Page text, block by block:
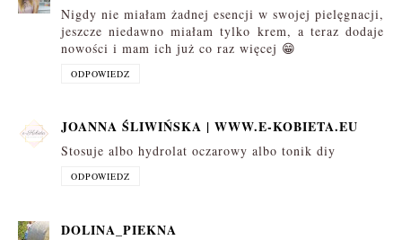
Nigdy nie miałam żadnej esencji w swojej pielęgnacji,
jeszcze niedawno miałam tylko krem, a teraz dodaje
nowości i mam ich już co raz więcej 😁
ODPOWIEDZ
JOANNA ŚLIWIŃSKA | WWW.E-KOBIETA.EU
Stosuje albo hydrolat oczarowy albo tonik diy
ODPOWIEDZ
DOLINA_PIEKNA